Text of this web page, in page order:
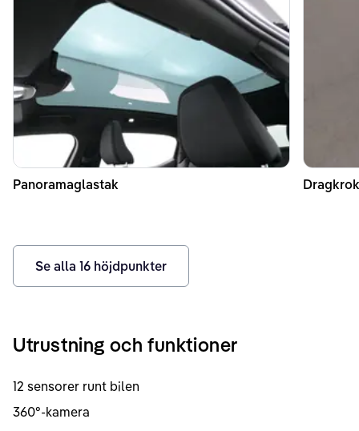
Panoramaglastak
Se alla 16 höjdpunkter
Utrustning och funktioner
12 sensorer runt bilen
360°-kamera